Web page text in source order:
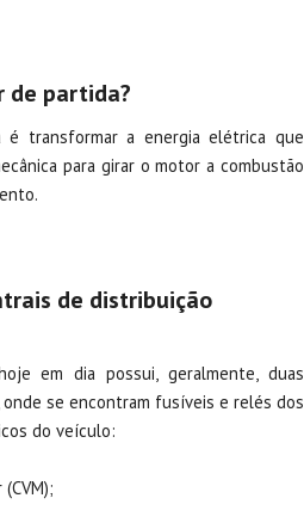
de partida?
transformar a energia elétrica que
para girar o motor a combustão
de distribuição
em dia possui, geralmente, duas
se encontram fusíveis e relés dos
do veículo: